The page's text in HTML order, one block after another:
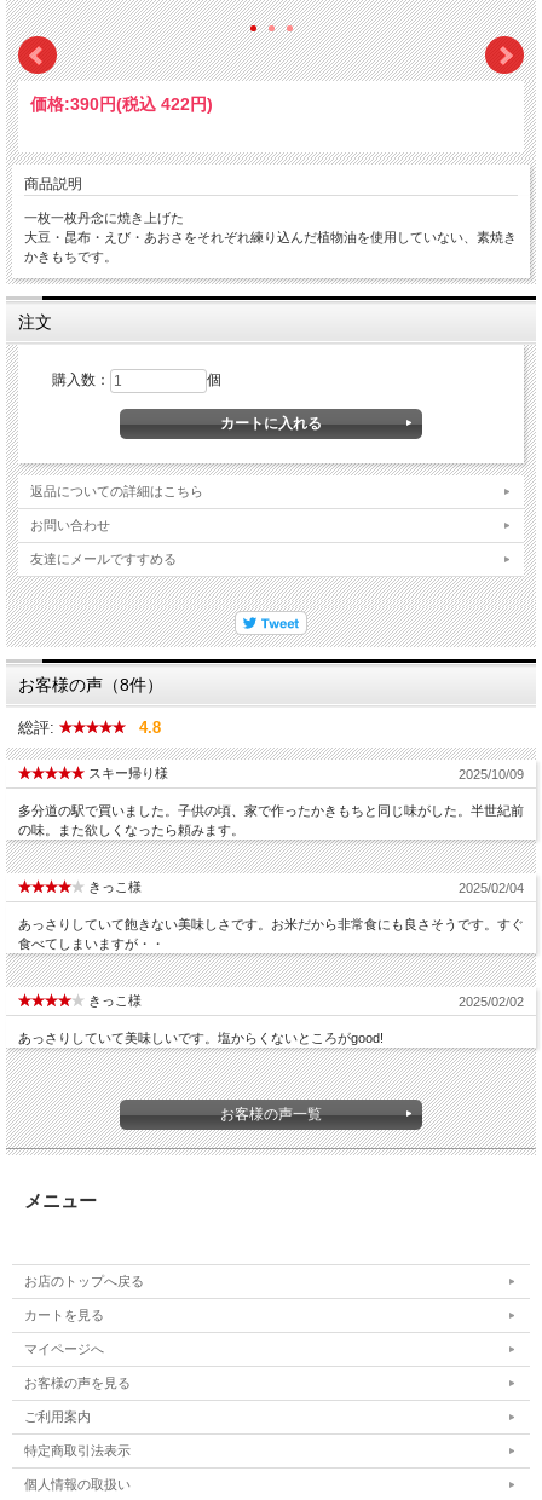
価格:390円(税込 422円)
商品説明
一枚一枚丹念に焼き上げた
大豆・昆布・えび・あおさをそれぞれ練り込んだ植物油を使用していない、素焼き
かきもちです。
注文
購入数： 個
返品についての詳細はこちら
お問い合わせ
友達にメールですすめる
お客様の声（8件）
総評: 4.8
スキー帰り様 2025/10/09
多分道の駅で買いました。子供の頃、家で作ったかきもちと同じ味がした。半世紀前
の味。また欲しくなったら頼みます。
きっこ様 2025/02/04
あっさりしていて飽きない美味しさです。お米だから非常食にも良さそうです。すぐ
食べてしまいますが・・
きっこ様 2025/02/02
あっさりしていて美味しいです。塩からくないところがgood!
お客様の声一覧
メニュー
お店のトップへ戻る
カートを見る
マイページへ
お客様の声を見る
ご利用案内
特定商取引法表示
個人情報の取扱い